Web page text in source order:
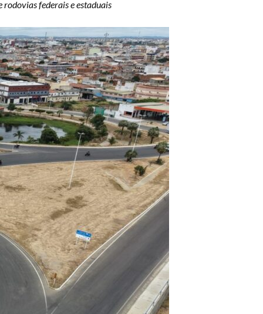
federais e estaduais